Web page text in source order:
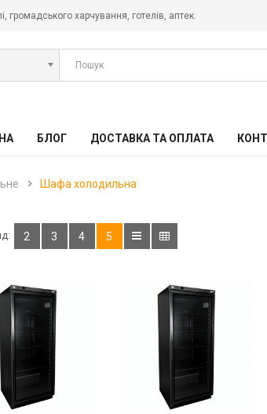
громадського харчування, готелів, аптек.
БЛОГ ДОСТАВКА ТА ОПЛАТА
Шафа холодильна
2 3 4 5